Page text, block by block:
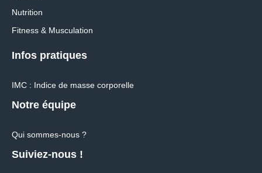
Nutrition
Fitness & Musculation
Infos pratiques
IMC : Indice de masse corporelle
Notre équipe
Qui sommes-nous ?
Suiviez-nous !